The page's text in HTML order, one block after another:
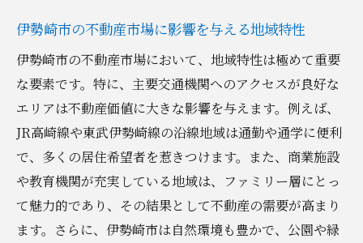
太田市の不動産市場の現状分析
最新の市場データから見る売却機会
太田市における需要と供給のバランス
市場動向を把握するための情報源
太田市の不動産価格トレンドと未来予測
売却戦略に影響を与える市場動向の考察
不動産売却を成功させるための価格設定のポイ
ント
伊勢崎市の不動産市場に影響を与える地域特性
伊勢崎市の不動産市場において、地域特性は極めて重要
な要素です。特に、主要交通機関へのアクセスが良好な
エリアは不動産価値に大きな影響を与えます。例えば、
JR高崎線や東武伊勢崎線の沿線地域は通勤や通学に便利
で、多くの居住希望者を惹きつけます。また、商業施設
や教育機関が充実している地域は、ファミリー層にとっ
て魅力的であり、その結果として不動産の需要が高まり
ます。さらに、伊勢崎市は自然環境も豊かで、公園や緑